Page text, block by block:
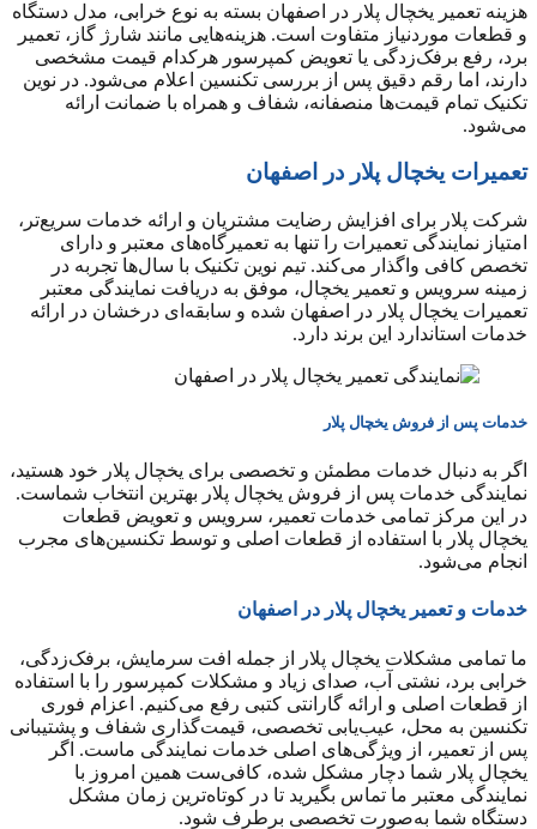
هزینه تعمیر یخچال پلار در اصفهان بسته به نوع خرابی، مدل دستگاه
و قطعات موردنیاز متفاوت است. هزینه‌هایی مانند شارژ گاز، تعمیر
برد، رفع برفک‌زدگی یا تعویض کمپرسور هرکدام قیمت مشخصی
دارند، اما رقم دقیق پس از بررسی تکنسین اعلام می‌شود. در نوین
تکنیک تمام قیمت‌ها منصفانه، شفاف و همراه با ضمانت ارائه
می‌شود.
تعمیرات یخچال پلار در اصفهان
شرکت پلار برای افزایش رضایت مشتریان و ارائه خدمات سریع‌تر،
امتیاز نمایندگی تعمیرات را تنها به تعمیرگاه‌های معتبر و دارای
تخصص کافی واگذار می‌کند. تیم نوین تکنیک با سال‌ها تجربه در
زمینه سرویس و تعمیر یخچال، موفق به دریافت نمایندگی معتبر
تعمیرات یخچال پلار در اصفهان شده و سابقه‌ای درخشان در ارائه
خدمات استاندارد این برند دارد.
خدمات پس از فروش یخچال پلار
اگر به دنبال خدمات مطمئن و تخصصی برای یخچال پلار خود هستید،
نمایندگی خدمات پس از فروش یخچال پلار بهترین انتخاب شماست.
در این مرکز تمامی خدمات تعمیر، سرویس و تعویض قطعات
یخچال پلار با استفاده از قطعات اصلی و توسط تکنسین‌های مجرب
انجام می‌شود.
خدمات و تعمیر یخچال پلار در اصفهان
ما تمامی مشکلات یخچال پلار از جمله افت سرمایش، برفک‌زدگی،
خرابی برد، نشتی آب، صدای زیاد و مشکلات کمپرسور را با استفاده
از قطعات اصلی و ارائه گارانتی کتبی رفع می‌کنیم. اعزام فوری
تکنسین به محل، عیب‌یابی تخصصی، قیمت‌گذاری شفاف و پشتیبانی
پس از تعمیر، از ویژگی‌های اصلی خدمات نمایندگی ماست. اگر
یخچال پلار شما دچار مشکل شده، کافی‌ست همین امروز با
نمایندگی معتبر ما تماس بگیرید تا در کوتاه‌ترین زمان مشکل
دستگاه شما به‌صورت تخصصی برطرف شود.